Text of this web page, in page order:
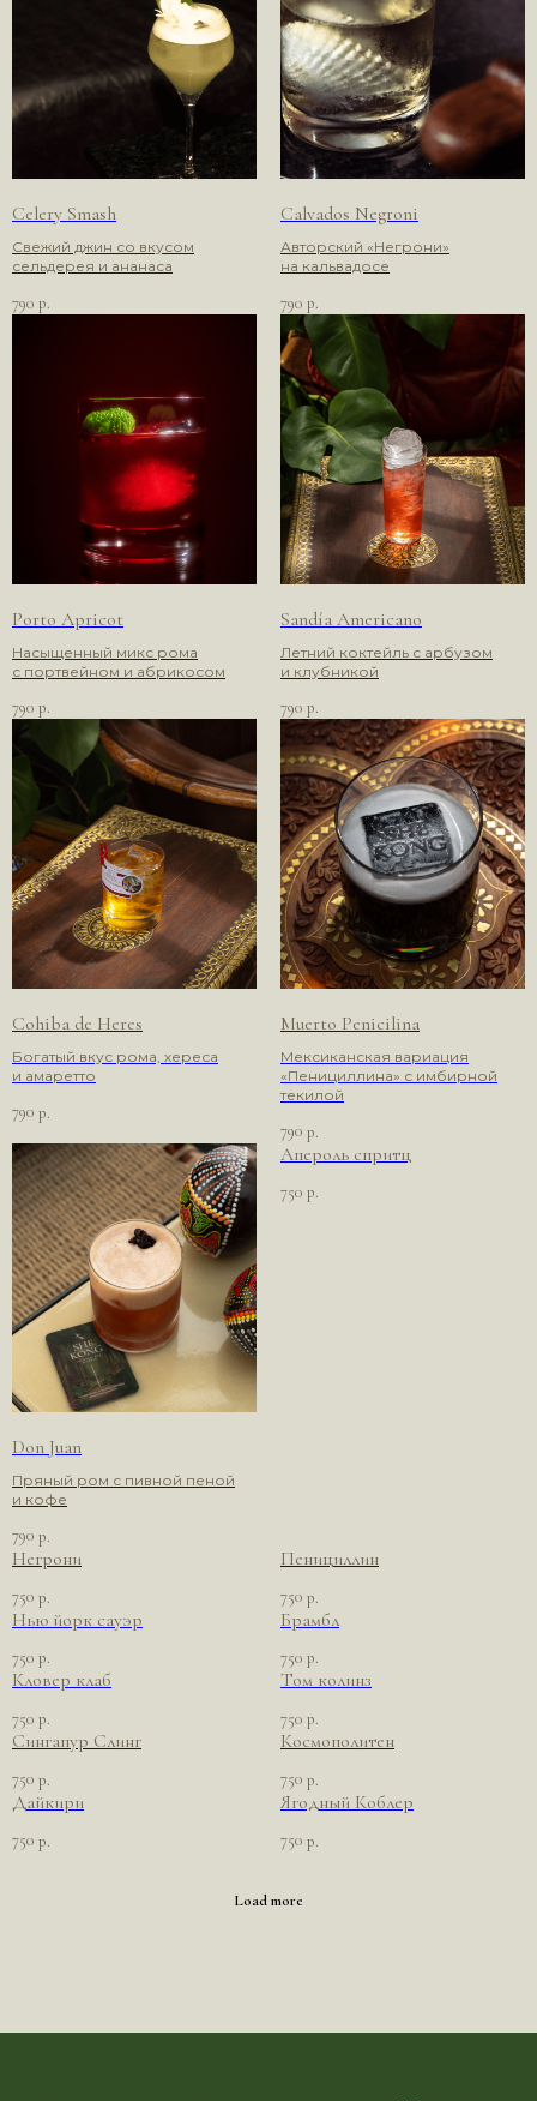
Celery Smash
Свежий джин со вкусом
сельдерея и ананаса
790 р.
Calvados Negroni
Авторский «Негрони»
на кальвадосе
790 р.
Porto Apricot
Насыщенный микс рома
с портвейном и абрикосом
790 р.
Sandía Americano
Летний коктейль с арбузом
и клубникой
790 р.
Cohiba de Heres
Богатый вкус рома, хереса
и амаретто
790 р.
Muerto Penicilina
Мексиканская вариация
«Пенициллина» с имбирной
текилой
790 р.
Don Juan
Пряный ром с пивной пеной
и кофе
790 р.
Апероль спритц
750 р.
Негрони
750 р.
Пенициллин
750 р.
Нью йорк сауэр
750 р.
Брамбл
750 р.
Кловер клаб
750 р.
Том колинз
750 р.
Сингапур Слинг
750 р.
Космополитен
750 р.
Дайкири
750 р.
Ягодный Коблер
750 р.
Load more
Отправить
заявку
Политика в отношении обработки
персональных данных
Пользовательское соглашение
*Компания Meta (соцсети WhatsApp*
и Instagram*) признана экстремистской
организацией и запрещена в РФ